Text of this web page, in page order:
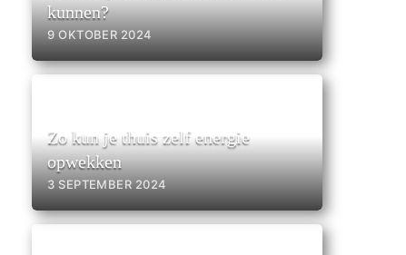
kunnen?
9 OKTOBER 2024
Zo kun je thuis zelf energie
opwekken
3 SEPTEMBER 2024